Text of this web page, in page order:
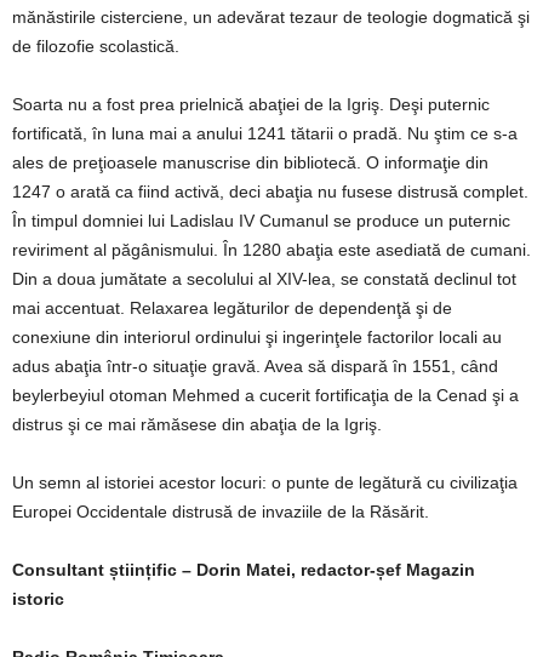
mănăstirile cisterciene, un adevărat tezaur de teologie dogmatică şi
de filozofie scolastică.
Soarta nu a fost prea prielnică abaţiei de la Igriş. Deşi puternic
fortificată, în luna mai a anului 1241 tătarii o pradă. Nu ştim ce s-a
ales de preţioasele manuscrise din bibliotecă. O informaţie din
1247 o arată ca fiind activă, deci abaţia nu fusese distrusă complet.
În timpul domniei lui Ladislau IV Cumanul se produce un puternic
reviriment al păgânismului. În 1280 abaţia este asediată de cumani.
Din a doua jumătate a secolului al XIV-lea, se constată declinul tot
mai accentuat. Relaxarea legăturilor de dependenţă şi de
conexiune din interiorul ordinului şi ingerinţele factorilor locali au
adus abaţia într-o situaţie gravă. Avea să dispară în 1551, când
beylerbeyiul otoman Mehmed a cucerit fortificaţia de la Cenad şi a
distrus şi ce mai rămăsese din abaţia de la Igriş.
Un semn al istoriei acestor locuri: o punte de legătură cu civilizaţia
Europei Occidentale distrusă de invaziile de la Răsărit.
Consultant științific – Dorin Matei, redactor-șef Magazin
istoric